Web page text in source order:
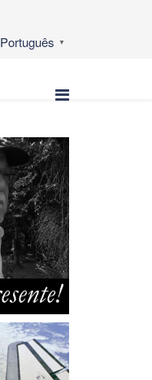
Português ▼